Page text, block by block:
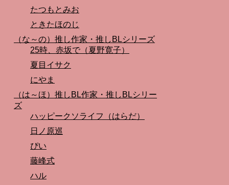
たつもとみお
ときたほのじ
（な～の）推し作家・推しBLシリーズ
25時、赤坂で（夏野寛子）
夏目イサク
にやま
（は～ほ）推しBL作家・推しBLシリー
ズ
ハッピークソライフ（はらだ）
日ノ原巡
ぴい
藤峰式
ハル